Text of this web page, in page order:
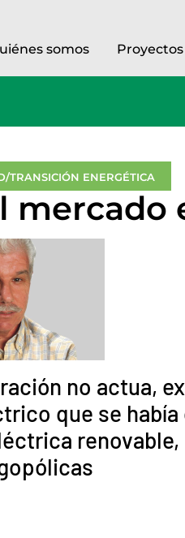
somos Proyectos
TRANSICIÓN ENERGÉTICA
mercado
no actua,
que se